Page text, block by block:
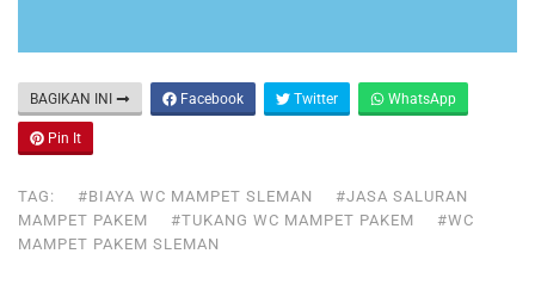
BAGIKAN INI Facebook Twitter WhatsApp
Pin It
TAG: #BIAYA WC MAMPET SLEMAN
#JASA SALURAN
MAMPET PAKEM
#TUKANG WC MAMPET PAKEM
#WC
MAMPET PAKEM SLEMAN